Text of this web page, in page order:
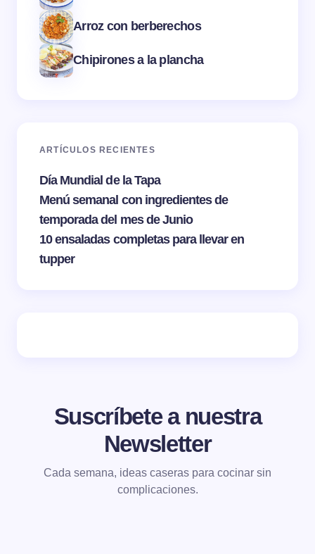
Arroz con berberechos
Chipirones a la plancha
ARTÍCULOS RECIENTES
Día Mundial de la Tapa
Menú semanal con ingredientes de
temporada del mes de Junio
10 ensaladas completas para llevar en
tupper
Suscríbete a nuestra
Newsletter
Cada semana, ideas caseras para cocinar sin
complicaciones.